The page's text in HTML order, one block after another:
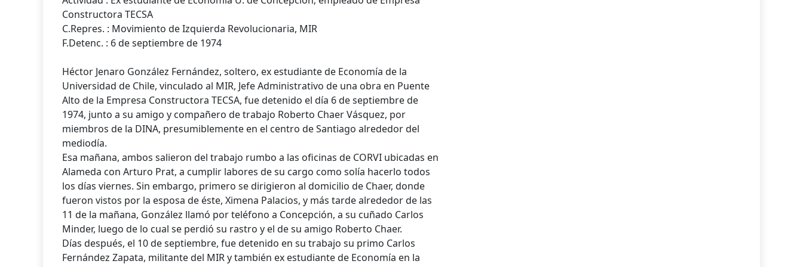
Constructora TECSA
C.Repres. : Movimiento de Izquierda Revolucionaria, MIR
F.Detenc. : 6 de septiembre de 1974
Héctor Jenaro González Fernández, soltero, ex estudiante de Economía de la
Universidad de Chile, vinculado al MIR, Jefe Administrativo de una obra en Puente
Alto de la Empresa Constructora TECSA, fue detenido el día 6 de septiembre de
1974, junto a su amigo y compañero de trabajo Roberto Chaer Vásquez, por
miembros de la DINA, presumiblemente en el centro de Santiago alrededor del
mediodía.
Esa mañana, ambos salieron del trabajo rumbo a las oficinas de CORVI ubicadas en
Alameda con Arturo Prat, a cumplir labores de su cargo como solía hacerlo todos
los días viernes. Sin embargo, primero se dirigieron al domicilio de Chaer, donde
fueron vistos por la esposa de éste, Ximena Palacios, y más tarde alrededor de las
11 de la mañana, González llamó por teléfono a Concepción, a su cuñado Carlos
Minder, luego de lo cual se perdió su rastro y el de su amigo Roberto Chaer.
Días después, el 10 de septiembre, fue detenido en su trabajo su primo Carlos
Fernández Zapata, militante del MIR y también ex estudiante de Economía en la